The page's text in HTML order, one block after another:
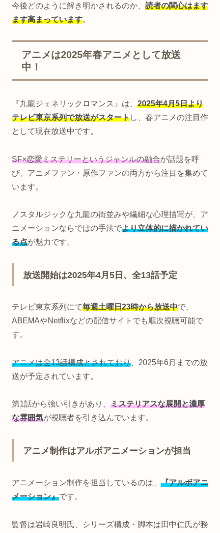
今後どのように解き明かされるのか、 読者の関心はます
ます高まっています。
アニメは2025年春アニメとして放送
中！
『九龍ジェネリックロマンス』は、 2025年4月5日より
テレビ東京系列で放送がスタートし、春アニメの注目作
として現在放送中です。
SF×恋愛ミステリーというジャンルの融合が話題を呼
び、アニメファン・原作ファンの両方から注目を集めて
います。
ノスタルジックな九龍の街並みや繊細な心理描写が、ア
ニメーションならではの手法でより立体的に描かれてい
る点が魅力です。
放送開始は2025年4月5日、全13話予定
テレビ東京系列にて毎週土曜日23時から放送中で、
ABEMAやNetflixなどの配信サイトでも順次視聴可能で
す。
アニメは全13話構成とされており 、2025年6月までの放
送が予定されています。
第1話から強い引きがあり、 ミステリアスな展開と濃厚
な雰囲気が視聴者を引き込んでいます。
アニメ制作はアルボアニメーションが担当
アニメーション制作を担当しているのは、 『アルボアニ
メーション』です。
監督は岩崎良明氏、シリーズ構成・脚本は田中仁氏が務